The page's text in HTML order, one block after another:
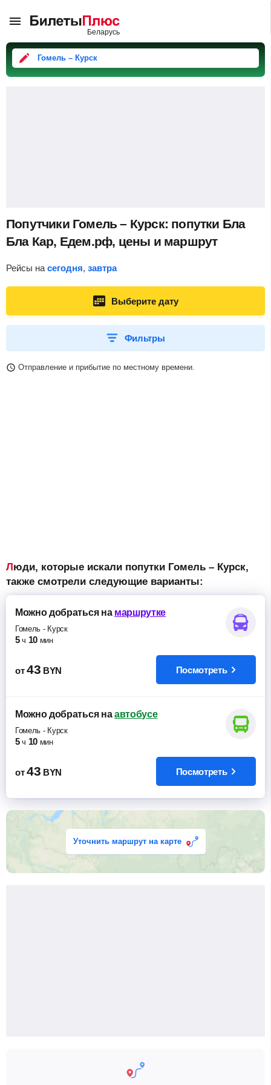
Гомель – Курск
Попутчики Гомель – Курск: попутки Бла
Бла Кар, Едем.рф, цены и маршрут
Рейсы на сегодня, завтра
Выберите дату
Фильтры
Отправление и прибытие по местному времени.
Люди, которые искали попутки Гомель – Курск,
также смотрели следующие варианты:
Можно добратьсяна маршрутке
Гомель - Курск
5 ч 10 мин
от 43 BYN Посмотреть
Можно добратьсяна автобусе
Гомель - Курск
5 ч 10 мин
от 43 BYN Посмотреть
Уточнить маршрут на карте